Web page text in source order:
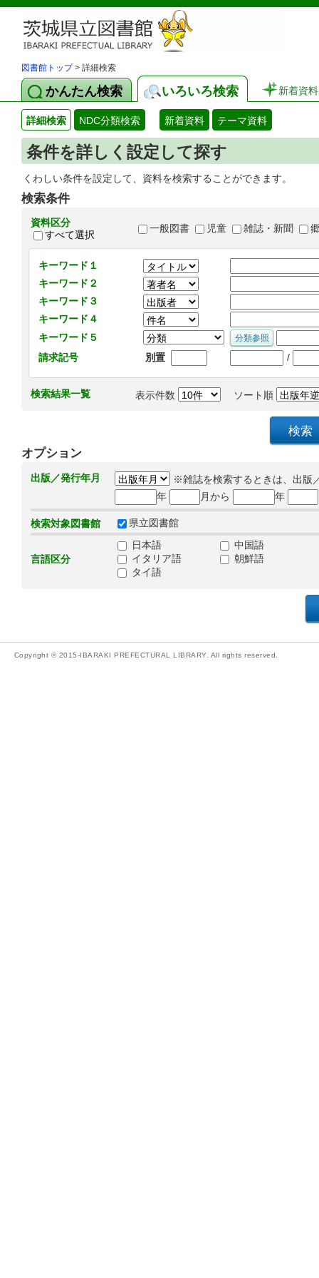
図書館トップ> 詳細検索
かんたん検索 いろいろ検索 新着資料
詳細検索 NDC分類検索 新着資料 テーマ資料
条件を詳しく設定して探す
くわしい条件を設定して、資料を検索することができます。
検索条件
資料区分
すべて選択
一般図書 児童 雑誌・新聞
キーワード１
キーワード２
キーワード３
キーワード４
キーワード５
請求記号
別置 /
検索結果一覧 表示件数 ソート順
オプション
出版／発行年月
※雑誌を検索するときは、出版
年
月から 年
検索対象図書館 県立図書館
言語区分
日本語
中国語
イタリア語
朝鮮語
タイ語
Copyright © 2015-IBARAKI PREFECTURAL LIBRARY. All rights reserved.